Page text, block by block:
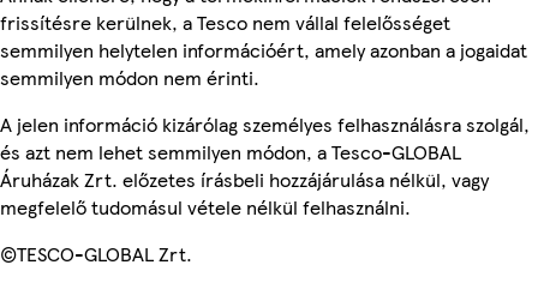
frissítésre kerülnek, a Tesco nem vállal felelősséget
semmilyen helytelen információért, amely azonban a jogaidat
semmilyen módon nem érinti.
A jelen információ kizárólag személyes felhasználásra szolgál,
és azt nem lehet semmilyen módon, a Tesco-GLOBAL
Áruházak Zrt. előzetes írásbeli hozzájárulása nélkül, vagy
megfelelő tudomásul vétele nélkül felhasználni.
©TESCO-GLOBAL Zrt.